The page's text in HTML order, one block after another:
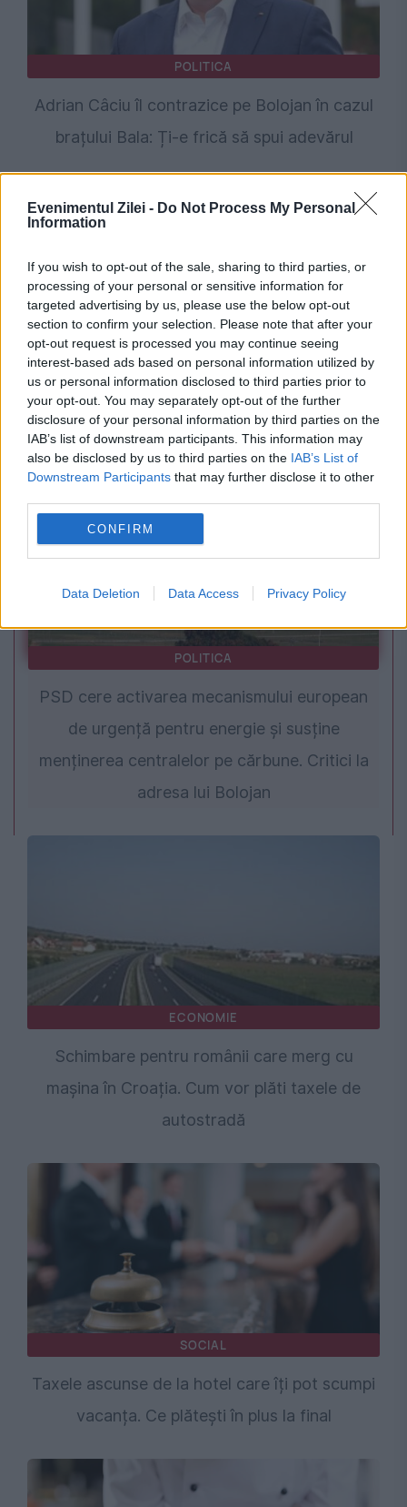
Evenimentul Zilei - Do Not Process My Personal
Information
If you wish to opt-out of the sale, sharing to third parties, or
processing of your personal or sensitive information for
targeted advertising by us, please use the below opt-out
section to confirm your selection. Please note that after your
opt-out request is processed you may continue seeing
interest-based ads based on personal information utilized by
us or personal information disclosed to third parties prior to
your opt-out. You may separately opt-out of the further
disclosure of your personal information by third parties on the
IAB’s list of downstream participants. This information may
also be disclosed by us to third parties on the IAB’s List of
Downstream Participants that may further disclose it to other
CONFIRM
Data Deletion Data Access Privacy Policy
POLITICA
Adrian Câciu îl contrazice pe Bolojan în cazul
brațului Bala: Ți-e frică să spui adevărul
SOCIAL
Legea salarizării 2026. Cum vor fi calculate
majorările în funcție de vechime
POLITICA
PSD cere activarea mecanismului european
de urgență pentru energie și susține
menținerea centralelor pe cărbune. Critici la
adresa lui Bolojan
ECONOMIE
Schimbare pentru românii care merg cu
mașina în Croația. Cum vor plăti taxele de
autostradă
SOCIAL
Taxele ascunse de la hotel care îți pot scumpi
vacanța. Ce plătești în plus la final